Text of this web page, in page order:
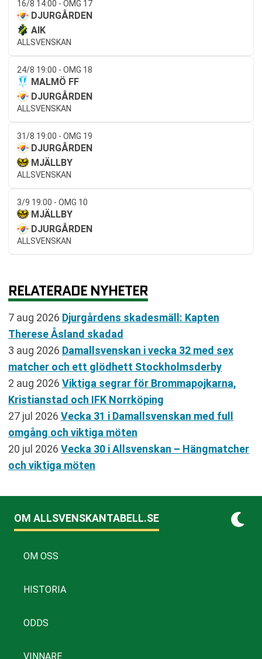
16/8 14:00 - OMG 17
DJURGÅRDEN
AIK
ALLSVENSKAN
24/8 19:00 - OMG 18
MALMÖ FF
DJURGÅRDEN
ALLSVENSKAN
31/8 19:00 - OMG 19
DJURGÅRDEN
MJÄLLBY
ALLSVENSKAN
3/9 19:00 - OMG 10
MJÄLLBY
DJURGÅRDEN
ALLSVENSKAN
RELATERADE NYHETER
7 aug 2026 Djurgårdens skadesmäll: Kapten
Therese Åsland skadad
3 aug 2026 Damallsvenskan i vecka 32 med sex
matcher och ett glödhett Stockholmsderby
2 aug 2026 Viktiga segrar för Brommapojkarna,
Kristianstad och IFK Norrköping
27 jul 2026 Vecka 31 i Damallsvenskan med full
omgång och viktiga möten
20 jul 2026 Vecka 30 i Allsvenskan – Hängmatcher
och viktiga möten
OM ALLSVENSKANTABELL.SE
OM OSS
HISTORIA
ODDS
VINNARE